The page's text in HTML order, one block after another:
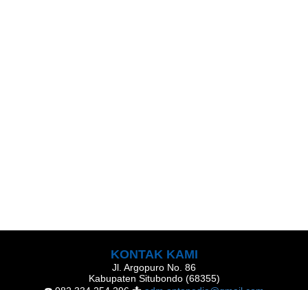
KONTAK KAMI
Jl. Argopuro No. 86
Kabupaten Situbondo (68355)